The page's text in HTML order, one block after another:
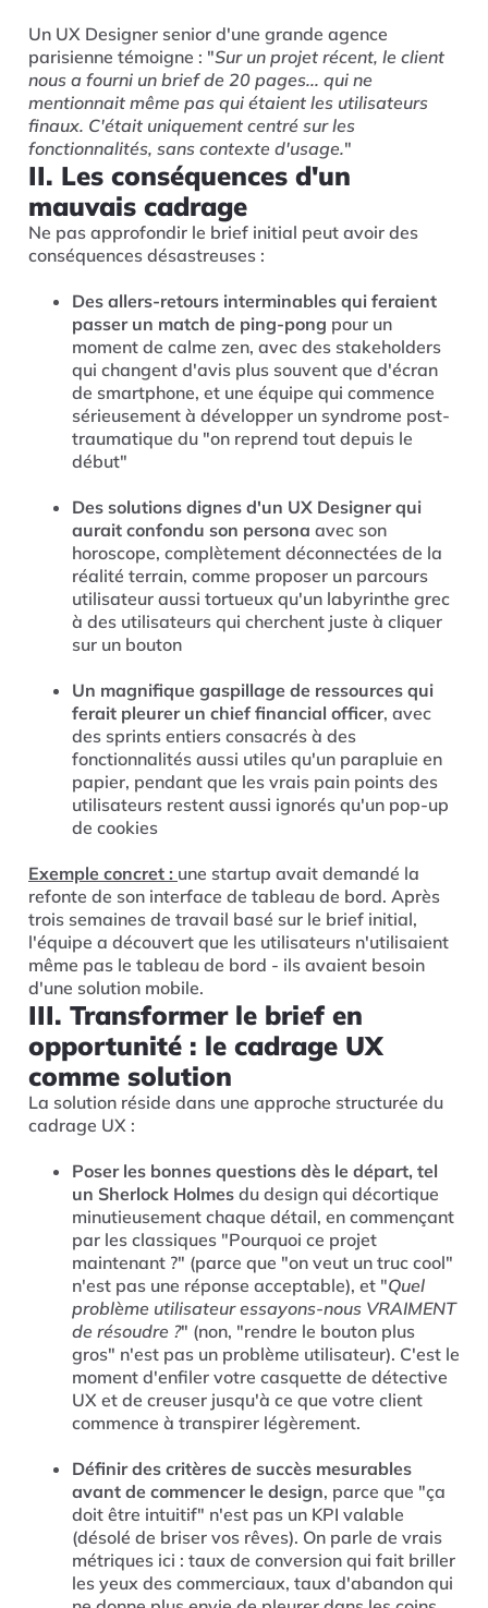
Un UX Designer senior d'une grande agence
parisienne témoigne : "Sur un projet récent, le client
nous a fourni un brief de 20 pages... qui ne
mentionnait même pas qui étaient les utilisateurs
finaux. C'était uniquement centré sur les
fonctionnalités, sans contexte d'usage."
II. Les conséquences d'un
mauvais cadrage
Ne pas approfondir le brief initial peut avoir des
conséquences désastreuses :
Des allers-retours interminables qui feraient
passer un match de ping-pong pour un
moment de calme zen, avec des stakeholders
qui changent d'avis plus souvent que d'écran
de smartphone, et une équipe qui commence
sérieusement à développer un syndrome post-
traumatique du "on reprend tout depuis le
début"
Des solutions dignes d'un UX Designer qui
aurait confondu son persona avec son
horoscope, complètement déconnectées de la
réalité terrain, comme proposer un parcours
utilisateur aussi tortueux qu'un labyrinthe grec
à des utilisateurs qui cherchent juste à cliquer
sur un bouton
Un magnifique gaspillage de ressources qui
ferait pleurer un chief financial officer, avec
des sprints entiers consacrés à des
fonctionnalités aussi utiles qu'un parapluie en
papier, pendant que les vrais pain points des
utilisateurs restent aussi ignorés qu'un pop-up
de cookies
Exemple concret : une startup avait demandé la
refonte de son interface de tableau de bord. Après
trois semaines de travail basé sur le brief initial,
l'équipe a découvert que les utilisateurs n'utilisaient
même pas le tableau de bord - ils avaient besoin
d'une solution mobile.
III. Transformer le brief en
opportunité : le cadrage UX
comme solution
La solution réside dans une approche structurée du
cadrage UX :
Poser les bonnes questions dès le départ, tel
un Sherlock Holmes du design qui décortique
minutieusement chaque détail, en commençant
par les classiques "Pourquoi ce projet
maintenant ?" (parce que "on veut un truc cool"
n'est pas une réponse acceptable), et "Quel
problème utilisateur essayons-nous VRAIMENT
de résoudre ?" (non, "rendre le bouton plus
gros" n'est pas un problème utilisateur). C'est le
moment d'enfiler votre casquette de détective
UX et de creuser jusqu'à ce que votre client
commence à transpirer légèrement.
Définir des critères de succès mesurables
avant de commencer le design, parce que "ça
doit être intuitif" n'est pas un KPI valable
(désolé de briser vos rêves). On parle de vrais
métriques ici : taux de conversion qui fait briller
les yeux des commerciaux, taux d'abandon qui